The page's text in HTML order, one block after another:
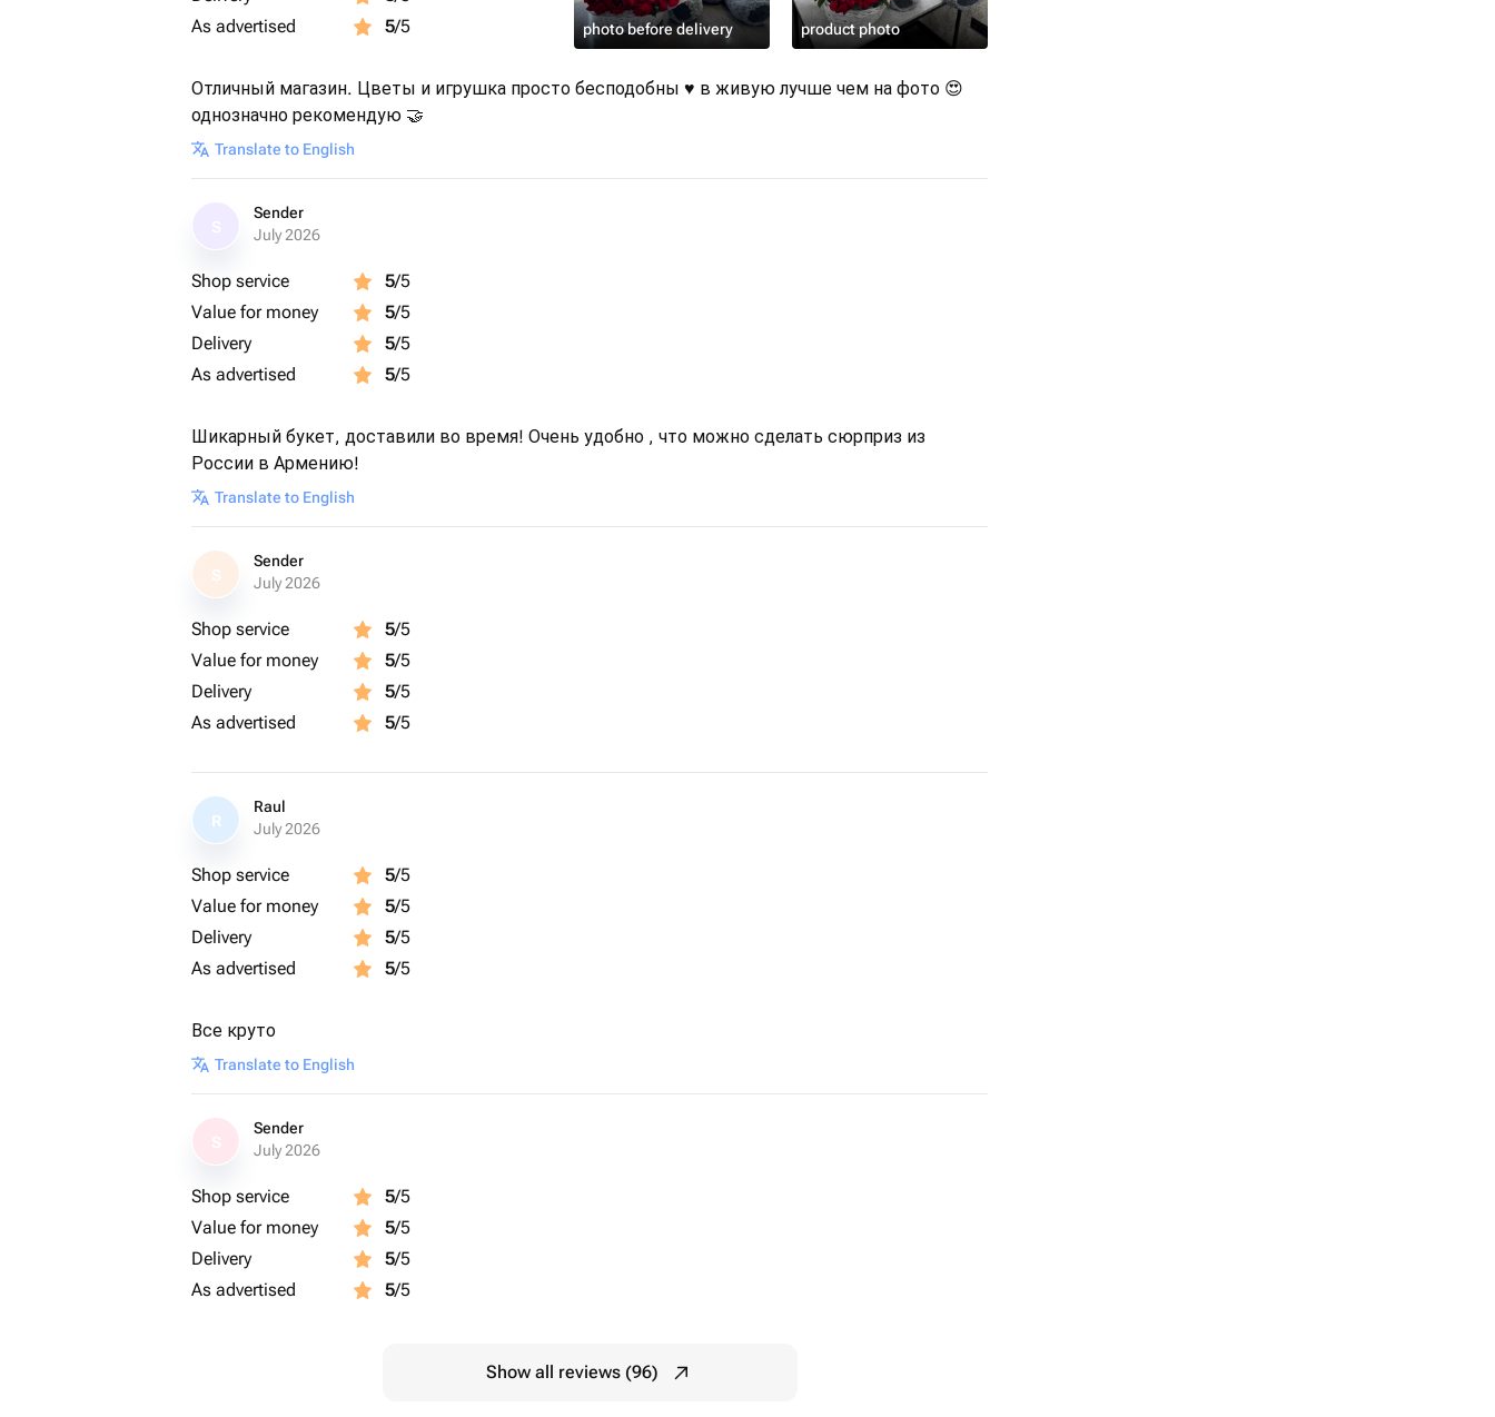
- Сестры: Украсьте ее день символом крепкой связи между вами.
- Жены: Наполните отношения теплом и нежностью, напомнив ей о
своей любви.
- Любимой девушки: Сделайте сюрприз, который оставит
неизгладимые впечатления.
- Коллеги: Создайте приятную атмосферу на рабочем месте, подарив
- Подруги: Поблагодарите за поддержку и дружбу, преподнося
красивый жест.
Фотография наполнена атмосферой романтики и умиротворения,
создавая идеальное настроение для любого случая.
As advertised
5/5 photo before delivery product photo
Отличный магазин. Цветы и игрушка просто бесподобны ♥️ в живую лучше чем на фото 😍
однозначно рекомендую 🤝
Translate to English
Sender
July 2026
Shop service 5/5
Value for money
5/5
Delivery
5/5
As advertised
5/5
Шикарный букет, доставили во время! Очень удобно , что можно сделать сюрприз из
России в Армению!
Translate to English
S
Sender
July 2026
Shop service 5/5
Value for money
5/5
Delivery
5/5
As advertised
5/5
R
Raul
July 2026
Shop service 5/5
Value for money
5/5
Delivery
5/5
As advertised
5/5
Все круто
Translate to English
Sender
July 2026
Shop service 5/5
Value for money
5/5
Delivery
5/5
As advertised
5/5
Show all reviews (96)